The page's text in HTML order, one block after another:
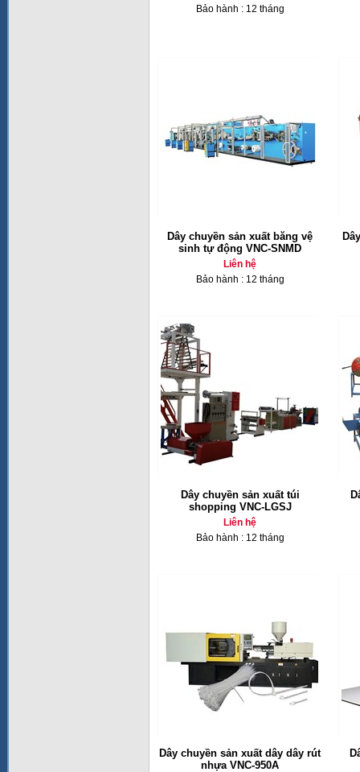
Bảo hành : 12 tháng
Dây chuyền sản xuất băng vệ
sinh tự động VNC-SNMD
Liên hệ
Bảo hành : 12 tháng
Dây chuyền sản xuất túi
shopping VNC-LGSJ
Liên hệ
Bảo hành : 12 tháng
Dây chuyền sản xuất dây dây rút
nhựa VNC-950A